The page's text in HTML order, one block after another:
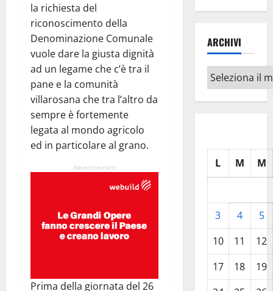
la richiesta del
riconoscimento della
Denominazione Comunale
vuole dare la giusta dignità
ad un legame che c’è tra il
pane e la comunità
villarosana che tra l’altro da
sempre è fortemente
legata al mondo agricolo
ed in particolare al grano.
Advertisement
Prima della giornata del 26
ARCHIVI
Archivi
L M M
3 4
5
10
11
12
17
18
19